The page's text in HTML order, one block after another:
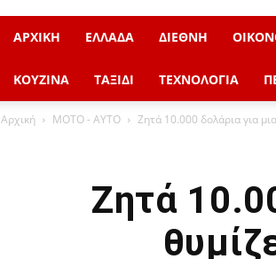
ΑΡΧΙΚΗ ΕΛΛΑΔΑ ΔΙΕΘΝΗ
ΚΟΥΖΙΝΑ ΤΑΞΙΔΙ ΤΕΧΝΟΛΟΓΙΑ
Αρχική ΜOTO - AYTO Ζητά 10.000 δολάρια για
Ζητά